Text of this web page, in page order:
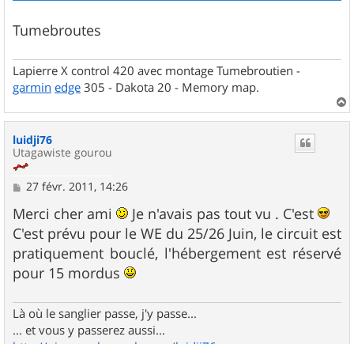
Tumebroutes
Lapierre X control 420 avec montage Tumebroutien -
garmin edge 305 - Dakota 20 - Memory map.
a
luidji76
Utagawiste gourou
M
s
s
a
g
e
27 févr. 2011, 14:26
Merci cher ami
Je n'avais pas tout vu . C'est
C'est prévu pour le WE du 25/26 Juin, le circuit est
pratiquement bouclé, l'hébergement est réservé
pour 15 mordus
Là où le sanglier passe, j'y passe...
... et vous y passerez aussi...